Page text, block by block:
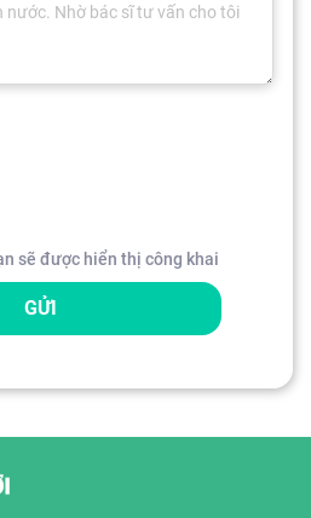
sẽ được hiển thị công khai
GỬI